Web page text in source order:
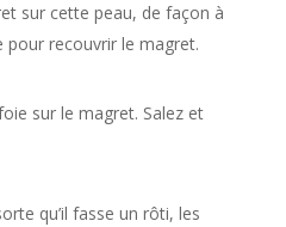
sur cette peau, de façon à
pour recouvrir le magret.
sur le magret. Salez et
qu’il fasse un rôti, les